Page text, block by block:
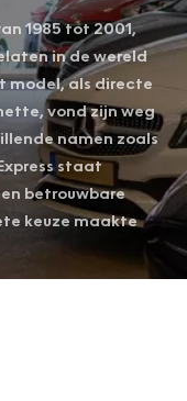
1985 tot 2001,
in de wereld
model, als directe
vond zijn weg
namen zoals
staat
betrouwbare
keuze maakte